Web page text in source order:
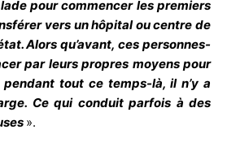
pour commencer les premiers
vers un hôpital ou centre de
Alors qu’avant, ces personnes-
par leurs propres moyens pour
tout ce temps-là, il n’y a
Ce qui conduit parfois à des
».